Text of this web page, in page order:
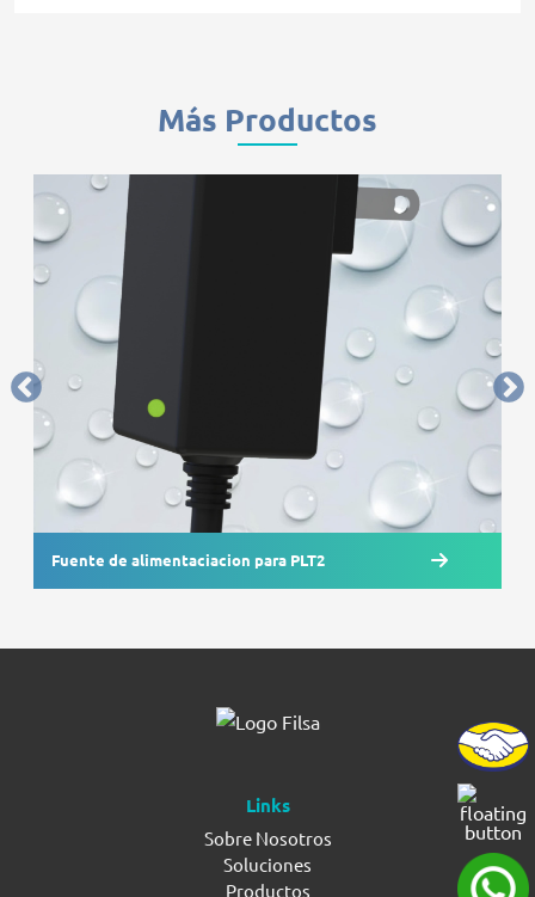
Más Productos
Fuente de alimentaciacion para PLT2
Links
Sobre Nosotros
Soluciones
Productos